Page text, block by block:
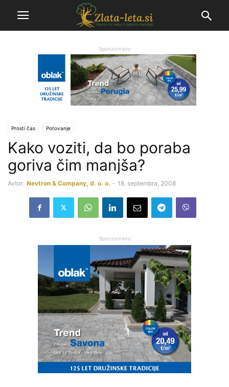
Sponzorirano
Prosti čas Potovanje
Kako voziti, da bo poraba
goriva čim manjša?
Avtor: Nevtron & Company, d. o. o. - 18. septembra, 2008
Sponzorirano